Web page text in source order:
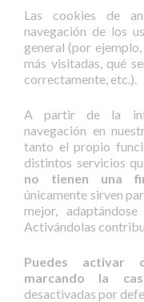
Las cookies de
navegación de los
general (por
más visitadas, qué
correctamente, etc.).
A partir de la
navegación en
tanto el propio
distintos servicios
no tienen una
únicamente sirven
mejor,
Activándolas
Puedes activar
marcando la
desactivadas por